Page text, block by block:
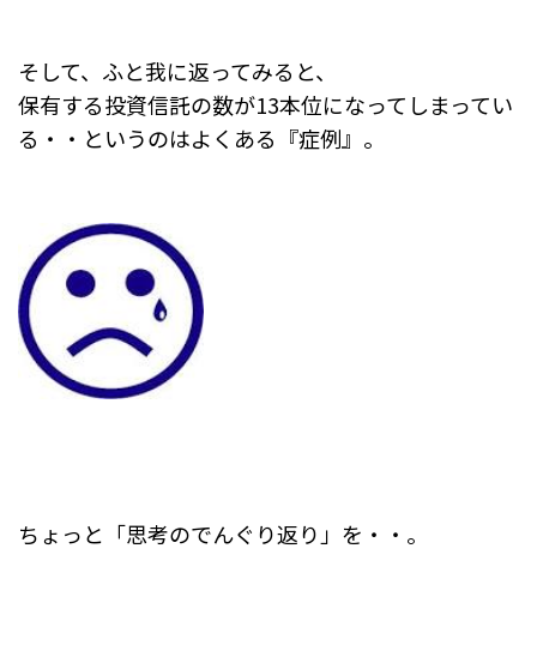
そして、ふと我に返ってみると、
保有する投資信託の数が13本位になってしまってい
る・・というのはよくある『症例』。
ちょっと「思考のでんぐり返り」を・・。